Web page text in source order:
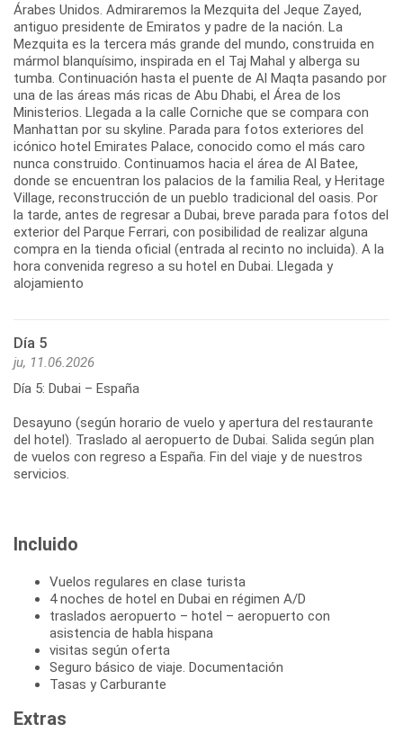
Árabes Unidos. Admiraremos la Mezquita del Jeque Zayed,
antiguo presidente de Emiratos y padre de la nación. La
Mezquita es la tercera más grande del mundo, construida en
mármol blanquísimo, inspirada en el Taj Mahal y alberga su
tumba. Continuación hasta el puente de Al Maqta pasando por
una de las áreas más ricas de Abu Dhabi, el Área de los
Ministerios. Llegada a la calle Corniche que se compara con
Manhattan por su skyline. Parada para fotos exteriores del
icónico hotel Emirates Palace, conocido como el más caro
nunca construido. Continuamos hacia el área de Al Batee,
donde se encuentran los palacios de la familia Real, y Heritage
Village, reconstrucción de un pueblo tradicional del oasis. Por
la tarde, antes de regresar a Dubai, breve parada para fotos del
exterior del Parque Ferrari, con posibilidad de realizar alguna
compra en la tienda oficial (entrada al recinto no incluida). A la
hora convenida regreso a su hotel en Dubai. Llegada y
alojamiento
Día 5
ju, 11.06.2026
Día 5: Dubai – España
Desayuno (según horario de vuelo y apertura del restaurante
del hotel). Traslado al aeropuerto de Dubai. Salida según plan
de vuelos con regreso a España. Fin del viaje y de nuestros
servicios.
Incluido
Vuelos regulares en clase turista
4 noches de hotel en Dubai en régimen A/D
traslados aeropuerto – hotel – aeropuerto con
asistencia de habla hispana
visitas según oferta
Seguro básico de viaje. Documentación
Tasas y Carburante
Extras